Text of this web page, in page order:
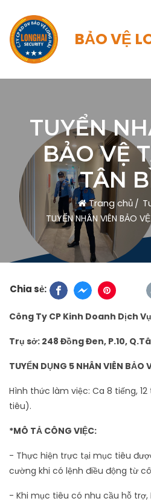
BẢO VỆ
TUYỂN
BẢO VỆ
TÂN
Trang chủ
TUYỂN NHÂN VIÊN BẢO
Chia sẻ:
Công Ty CP Kinh Doanh Dịch
Trụ sở: 248 Đồng Đen, P.10,
TUYỂN DỤNG 5 NHÂN VIÊN BẢO
Hình thức làm việc: Ca 8 tiếng,
tiêu).
*MÔ TẢ CÔNG VIỆC:
- Thực hiện trực tại mục tiêu
cường khi có lệnh điều động từ
- Khi mục tiêu có nhu cầu hỗ